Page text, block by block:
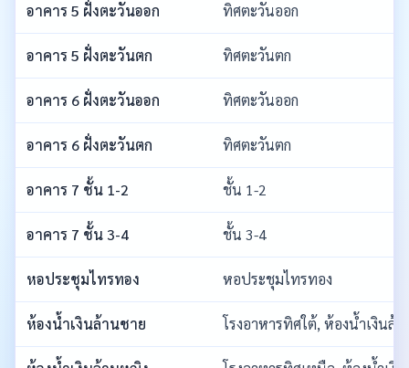
อาคาร 5 ฝั่งตะวันออก ทิศตะวันออก
อาคาร 5 ฝั่งตะวันตก ทิศตะวันตก
อาคาร 6 ฝั่งตะวันออก ทิศตะวันออก
อาคาร 6 ฝั่งตะวันตก ทิศตะวันตก
อาคาร 7 ชั้น 1-2 ชั้น 1-2
อาคาร 7 ชั้น 3-4 ชั้น 3-4
หอประชุมไทรทอง หอประชุมไทรทอง
ห้องน้ำเงินล้านชาย โรงอาหารทิศใต้, ห้องน้ำเงินล้